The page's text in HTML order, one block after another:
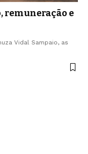
remuneração e
Vidal Sampaio, as